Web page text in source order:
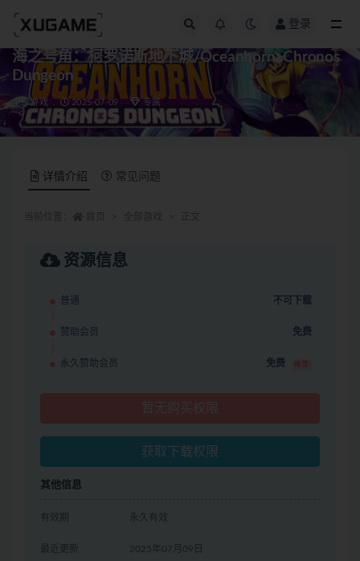
登录
海之号角：柯罗诺斯地下城/Oceanhorn: Chronos
Dungeon
全部游戏 2025-07-09 专属
详情介绍 常见问题
资源信息
普通 不可下载
赞助会员 免费
永久赞助会员 免费 推荐
获取下载权限
其他信息
有效期 永久有效
最近更新 2025年07月09日